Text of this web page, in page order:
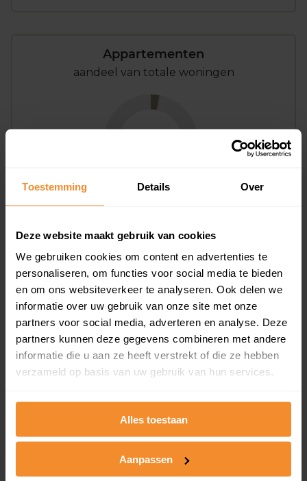
Toestemming Details Over
Deze website maakt gebruik van cookies
We gebruiken cookies om content en advertenties te
personaliseren, om functies voor social media te bieden
en om ons websiteverkeer te analyseren. Ook delen we
informatie over uw gebruik van onze site met onze
partners voor social media, adverteren en analyse. Deze
partners kunnen deze gegevens combineren met andere
informatie die u aan ze heeft verstrekt of die ze hebben
verzameld op basis van uw gebruik van hun services.
Alles toestaan
Aanpassen
Appartementen
aandeel van totale woningen
Bouwjaar
T/m 1945
36%
2008 of later
13%